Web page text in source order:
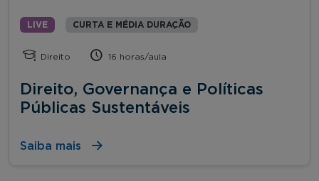
LIVE CURTA E MÉDIA DURAÇÃO
Direito 16 horas/aula
Direito, Governança e Políticas
Públicas Sustentáveis
Saiba mais